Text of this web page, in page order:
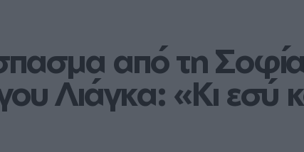
από τη
Λιάγκα: «Κι εσύ